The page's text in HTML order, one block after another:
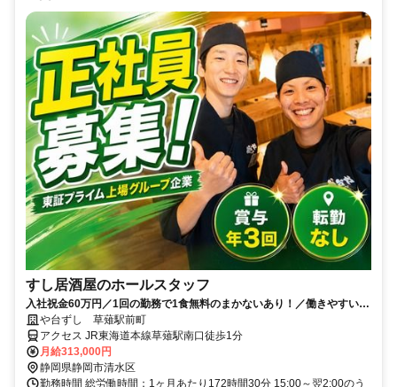
すし居酒屋のホールスタッフ
入社祝金60万円／1回の勤務で1食無料のまかないあり！／働きやすい環
境づくりに力を入れています◎
や台ずし 草薙駅前町
アクセス JR東海道本線草薙駅南口徒歩1分
月給313,000円
静岡県静岡市清水区
勤務時間 総労働時間：1ヶ月あたり172時間30分 15:00～翌2:00のう